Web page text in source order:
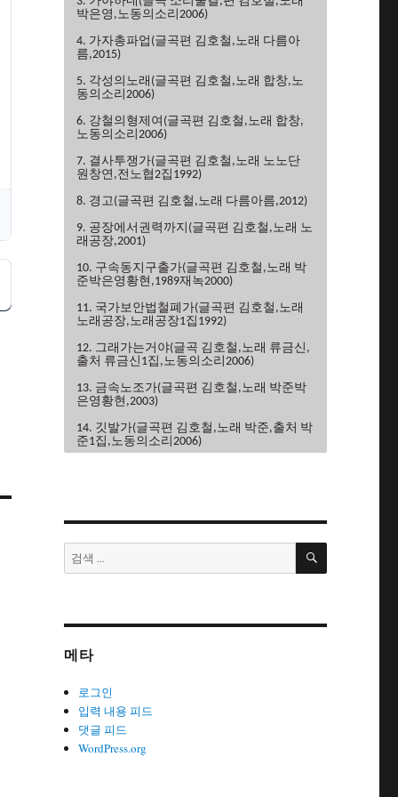
박은영,노동의소리2006)
4. 가자총파업(글곡편 김호철,노래 다름아
름,2015)
5. 각성의노래(글곡편 김호철,노래 합창,노
동의소리2006)
6. 강철의형제여(글곡편 김호철,노래 합창,
노동의소리2006)
7. 결사투쟁가(글곡편 김호철,노래 노노단
원창연,전노협2집1992)
8. 경고(글곡편 김호철,노래 다름아름,2012)
9. 공장에서권력까지(글곡편 김호철,노래 노
래공장,2001)
10. 구속동지구출가(글곡편 김호철,노래 박
준박은영황현,1989재녹2000)
11. 국가보안법철폐가(글곡편 김호철,노래
노래공장,노래공장1집1992)
12. 그래가는거야(글곡 김호철,노래 류금신,
출처 류금신1집,노동의소리2006)
13. 금속노조가(글곡편 김호철,노래 박준박
은영황현,2003)
14. 깃발가(글곡편 김호철,노래 박준,출처 박
준1집,노동의소리2006)
노래 노노단,전노협1집1991)
규,2006)
19. 노동악법철폐가(글곡편 김호철,노래 노
21. 노동자는하나다(글곡편 김호철,박
22. 노동자라면(글곡편 김호철,노래 박준,박
검
색:
검
메타
로그인
입력 내용 피드
댓글 피드
WordPress.org